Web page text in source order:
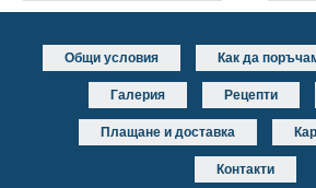
Общи условия Как да
Галерия Рецепти
Плащане и доставка
Контакти